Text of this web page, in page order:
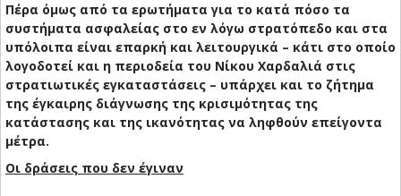
Πέρα όμως από τα ερωτήματα για το κατά πόσο τα
συστήματα ασφαλείας στο εν λόγω στρατόπεδο και στα
υπόλοιπα είναι επαρκή και λειτουργικά – κάτι στο οποίο
λογοδοτεί και η περιοδεία του Νίκου Χαρδαλιά στις
στρατιωτικές εγκαταστάσεις – υπάρχει και το ζήτημα
της έγκαιρης διάγνωσης της κρισιμότητας της
κατάστασης και της ικανότητας να ληφθούν επείγοντα
μέτρα.
Οι δράσεις που δεν έγιναν